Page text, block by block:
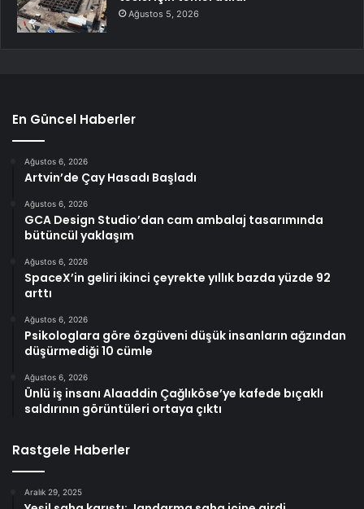
Ağustos 5, 2026
En Güncel Haberler
Ağustos 6, 2026
Artvin’de Çay Hasadı Başladı
Ağustos 6, 2026
GCA Design Studio’dan cam ambalaj tasarımında
bütüncül yaklaşım
Ağustos 6, 2026
SpaceX’in geliri ikinci çeyrekte yıllık bazda yüzde 92
arttı
Ağustos 6, 2026
Psikologlara göre özgüveni düşük insanların ağzından
düşürmediği 10 cümle
Ağustos 6, 2026
Ünlü iş insanı Alaaddin Çağlıköse’ye kafede bıçaklı
saldırının görüntüleri ortaya çıktı
Rastgele Haberler
Aralık 29, 2025